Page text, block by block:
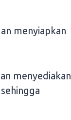
menyiapkan
menyediakan